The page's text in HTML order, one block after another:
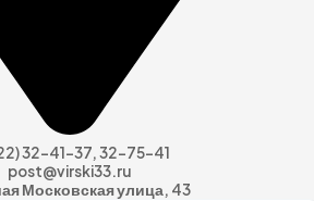
32-41-37, 32-75-41
post@virski33.ru
Московская улица, 43